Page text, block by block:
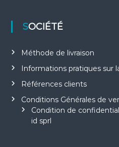
SOCIÉTÉ
Méthode de livraison
Informations pratiques sur
Références clients
Conditions Générales de
Condition de
id sprl